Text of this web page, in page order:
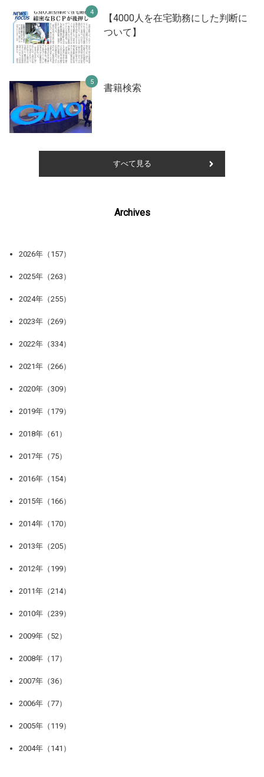
【4000人を在宅勤務にした判断に
ついて】
書籍検索
すべて見る
Archives
2026年（157）
2025年（263）
2024年（255）
2023年（269）
2022年（334）
2021年（266）
2020年（309）
2019年（179）
2018年（61）
2017年（75）
2016年（154）
2015年（166）
2014年（170）
2013年（205）
2012年（199）
2011年（214）
2010年（239）
2009年（52）
2008年（17）
2007年（36）
2006年（77）
2005年（119）
2004年（141）